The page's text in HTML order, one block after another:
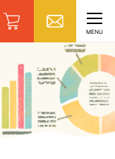
CLOSE
MENU